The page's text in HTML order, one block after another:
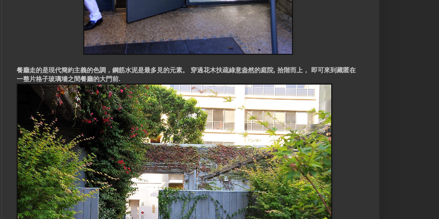
餐廳走的是現代簡約主義的色調，鋼筋水泥是最多見的元素。 穿過花木扶疏綠意盎然的庭院, 拾階而上， 即可來到藏匿在
一整片格子玻璃墻之間餐廳的大門前.